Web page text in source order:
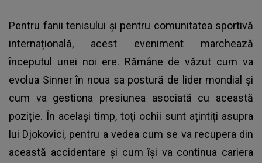
Pentru fanii tenisului și pentru comunitatea sportivă
internațională, acest eveniment marchează
începutul unei noi ere. Rămâne de văzut cum va
evolua Sinner în noua sa postură de lider mondial și
cum va gestiona presiunea asociată cu această
poziție. În același timp, toți ochii sunt ațintiți asupra
lui Djokovici, pentru a vedea cum se va recupera din
această accidentare și cum își va continua cariera